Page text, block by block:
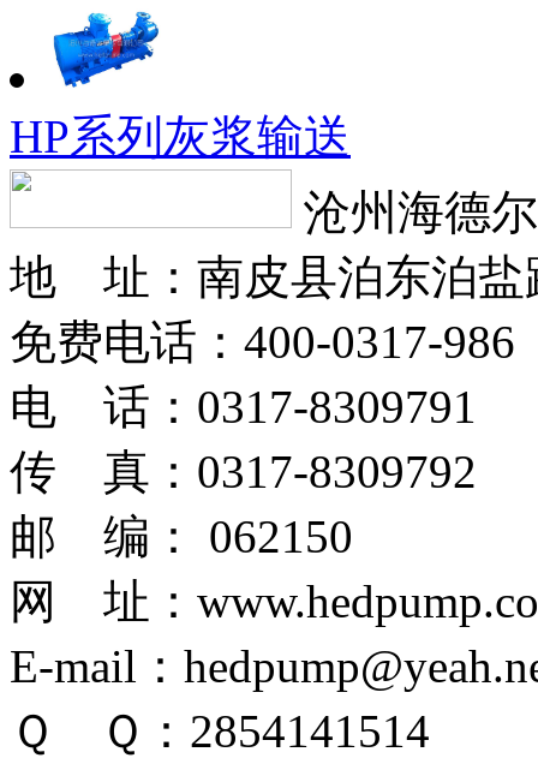
HP系列灰浆输送
沧州海德
地 址：南皮县泊东泊盐
免费电话：400-0317-986
电 话：0317-8309791
传 真：0317-8309792
邮 编： 062150
网 址：
E-mail：
Ｑ Ｑ：2854141514